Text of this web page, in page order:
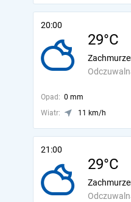
20:00
29°C
Opad: 0 mm
Wiatr:
11 km/h
21:00
29°C